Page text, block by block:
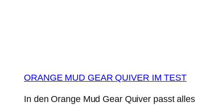
ORANGE MUD GEAR QUIVER IM TEST
In den Orange Mud Gear Quiver passt alles